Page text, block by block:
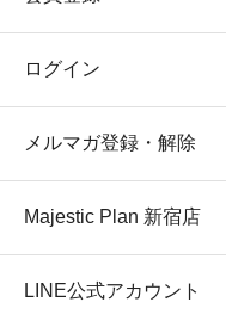
ログイン
メルマガ登録・解除
Majestic Plan 新宿店
LINE公式アカウント